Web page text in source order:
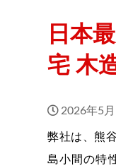
日本
宅 木
2026年5月
弊社は、熊
島小間の特